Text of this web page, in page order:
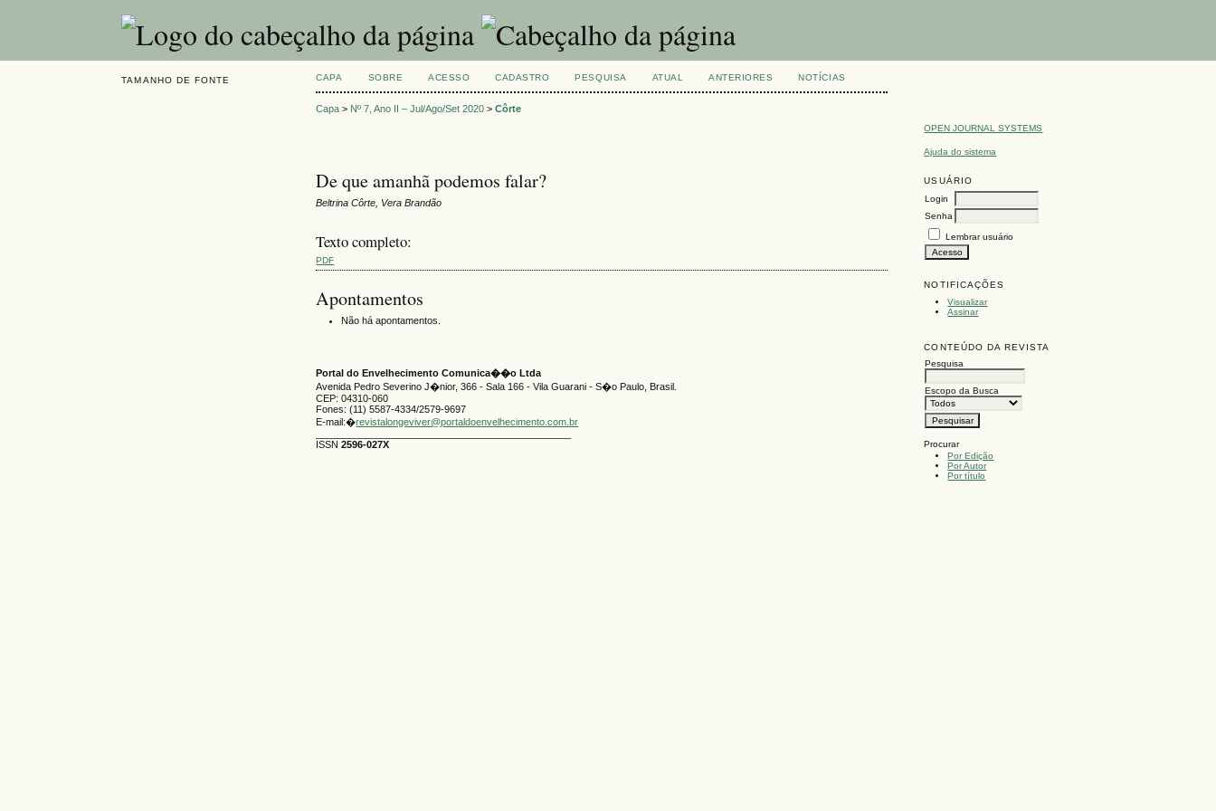
TAMANHO DE FONTE
OPEN JOURNAL SYSTEMS
Ajuda do sistema
USUÁRIO
Login
Senha
Lembrar usuário
NOTIFICAÇÕES
Visualizar
Assinar
CONTEÚDO DA REVISTA
Pesquisa
Escopo da Busca
Procurar
Por Edição
Por Autor
Por título
CAPA SOBRE ACESSO CADASTRO PESQUISA ATUAL ANTERIORES NOTÍCIAS
Capa > Nº 7, Ano II – Jul/Ago/Set 2020 >Côrte
De que amanhã podemos falar?
Beltrina Côrte, Vera Brandão
Texto completo:
PDF
Apontamentos
Não há apontamentos.
Portal do Envelhecimento Comunica��o Ltda
Avenida Pedro Severino J�nior, 366 - Sala 166 - Vila Guarani - S�o Paulo, Brasil.
CEP: 04310-060
Fones: (11) 5587-4334/2579-9697
E-mail:�revistalongeviver@portaldoenvelhecimento.com.br
ISSN2596-027X